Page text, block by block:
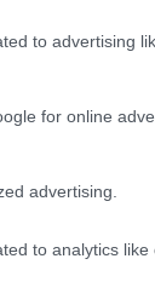
to advertising
for online
advertising.
to analytics like
ζώου, ενώ